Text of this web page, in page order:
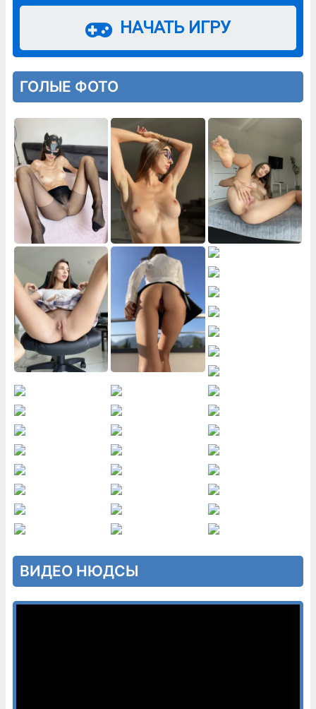
НАЧАТЬ ИГРУ
ГОЛЫЕ ФОТО
ВИДЕО НЮДСЫ